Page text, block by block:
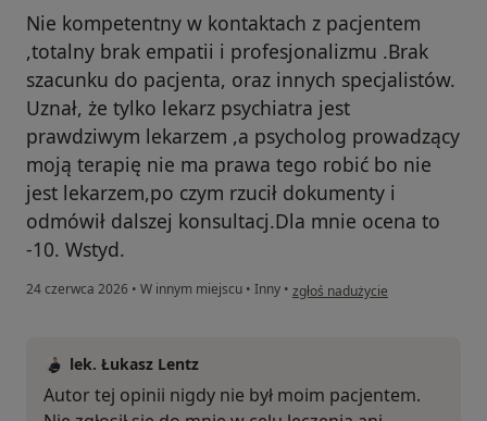
Nie kompetentny w kontaktach z pacjentem
,totalny brak empatii i profesjonalizmu .Brak
szacunku do pacjenta, oraz innych specjalistów.
Uznał, że tylko lekarz psychiatra jest
prawdziwym lekarzem ,a psycholog prowadzący
moją terapię nie ma prawa tego robić bo nie
jest lekarzem,po czym rzucił dokumenty i
odmówił dalszej konsultacj.Dla mnie ocena to
-10. Wstyd.
24 czerwca 2026 • W innym miejscu • Inny • w opinii użytkownika W.
zgłoś nadużycie
lek. Łukasz Lentz
Autor tej opinii nigdy nie był moim pacjentem.